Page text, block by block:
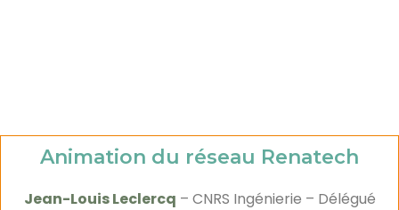
Animation du réseau Renatech
Jean-Louis Leclercq – CNRS Ingénierie – Délégué